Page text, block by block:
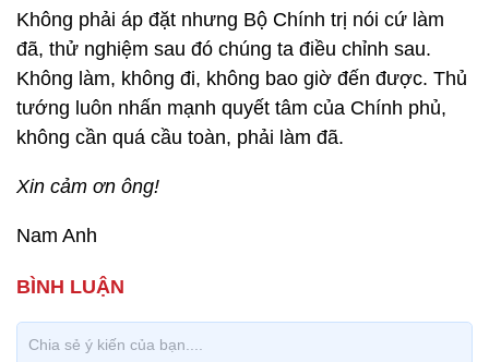
Không phải áp đặt nhưng Bộ Chính trị nói cứ làm
đã, thử nghiệm sau đó chúng ta điều chỉnh sau.
Không làm, không đi, không bao giờ đến được. Thủ
tướng luôn nhấn mạnh quyết tâm của Chính phủ,
không cần quá cầu toàn, phải làm đã.
Xin cảm ơn ông!
Nam Anh